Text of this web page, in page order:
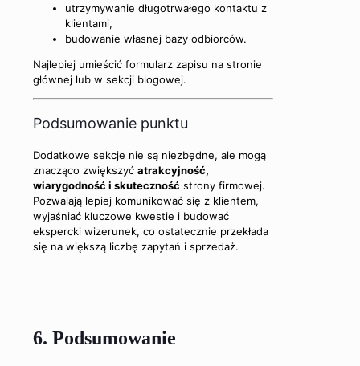
utrzymywanie długotrwałego kontaktu z
klientami,
budowanie własnej bazy odbiorców.
Najlepiej umieścić formularz zapisu na stronie
głównej lub w sekcji blogowej.
Podsumowanie punktu
Dodatkowe sekcje nie są niezbędne, ale mogą
znacząco zwiększyć atrakcyjność,
wiarygodność i skuteczność strony firmowej.
Pozwalają lepiej komunikować się z klientem,
wyjaśniać kluczowe kwestie i budować
ekspercki wizerunek, co ostatecznie przekłada
się na większą liczbę zapytań i sprzedaż.
6. Podsumowanie